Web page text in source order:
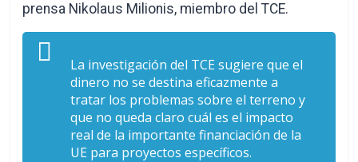
prensa Nikolaus Milionis, miembro del TCE.
La investigación del TCE sugiere que el
dinero no se destina eficazmente a
tratar los problemas sobre el terreno y
que no queda claro cuál es el impacto
real de la importante financiación de la
UE para proyectos específicos.